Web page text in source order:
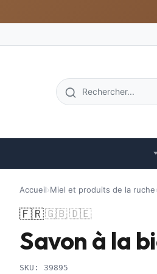
Accueil›Miel et produits de la ruche›
🇫🇷🇬🇧🇩🇪
Savon à la
SKU: 39895